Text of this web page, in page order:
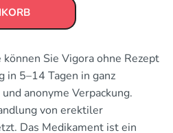
Sie Vigora ohne Rezept
in 5–14 Tagen in ganz
anonyme Verpackung.
von erektiler
Das Medikament ist ein